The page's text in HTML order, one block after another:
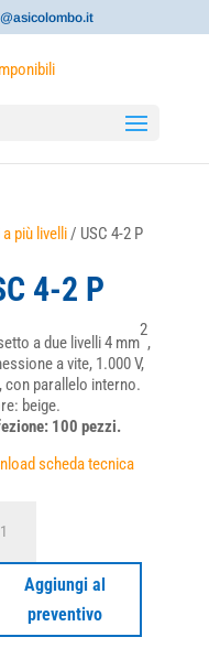
più livelli/ USC 4-2 P
4-2 P
a due livelli 4 mm
2
,
a vite, 1.000 V,
con parallelo interno.
beige.
100 pezzi.
scheda tecnica
Aggiungi al
preventivo